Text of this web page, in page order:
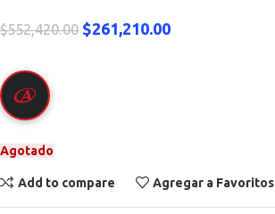
$552,420.00 $261,210.00
Agotado
Add to compare Agregar a Favoritos